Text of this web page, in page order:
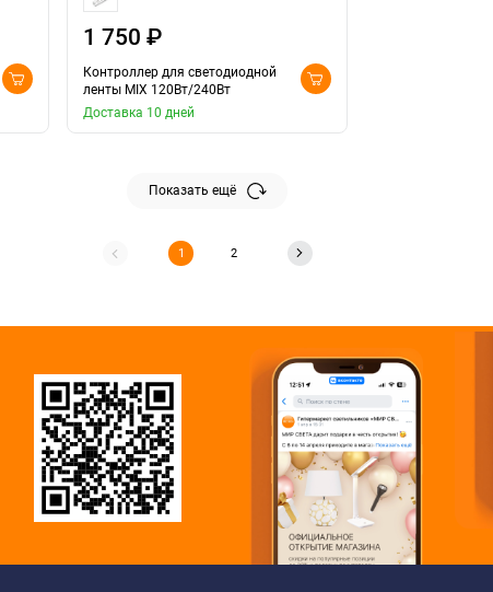
1 750 ₽
Контроллер для светодиодной
ленты MIX 120Вт/240Вт
Доставка 10 дней
Показать ещё
1 2